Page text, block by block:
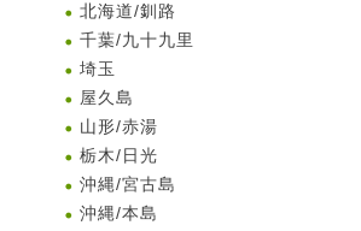
北海道/釧路
千葉/九十九里
埼玉
屋久島
山形/赤湯
栃木/日光
沖縄/宮古島
沖縄/本島